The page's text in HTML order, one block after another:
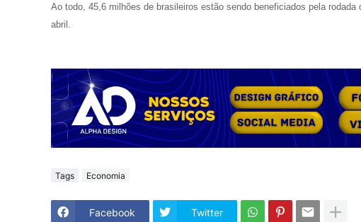
Ao todo, 45,6 milhões de brasileiros estão sendo beneficiados pela
abril.
Tags Economia
Facebook Twitter